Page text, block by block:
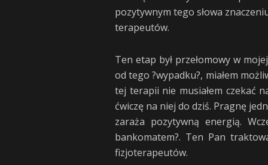
pozytywnym tego słowa
terapeutów.
Ten etap był przełomowy w
od tego ?wypadku?, miałem
tej terapii nie musiałem czekać
ćwiczę na niej do dziś. Pragnę
zaraża pozytywną energią.
bankomatem?. Ten Pan
fizjoterapeutów.